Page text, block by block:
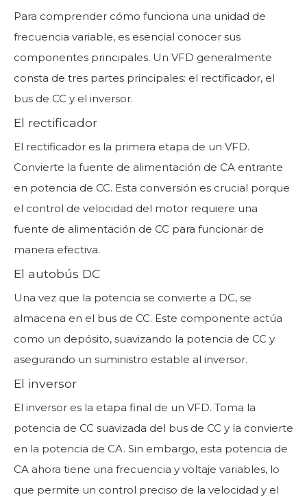
Para comprender cómo funciona una unidad de
frecuencia variable, es esencial conocer sus
componentes principales. Un VFD generalmente
consta de tres partes principales: el rectificador, el
bus de CC y el inversor.
El rectificador
El rectificador es la primera etapa de un VFD.
Convierte la fuente de alimentación de CA entrante
en potencia de CC. Esta conversión es crucial porque
el control de velocidad del motor requiere una
fuente de alimentación de CC para funcionar de
manera efectiva.
El autobús DC
Una vez que la potencia se convierte a DC, se
almacena en el bus de CC. Este componente actúa
como un depósito, suavizando la potencia de CC y
asegurando un suministro estable al inversor.
El inversor
El inversor es la etapa final de un VFD. Toma la
potencia de CC suavizada del bus de CC y la convierte
en la potencia de CA. Sin embargo, esta potencia de
CA ahora tiene una frecuencia y voltaje variables, lo
que permite un control preciso de la velocidad y el